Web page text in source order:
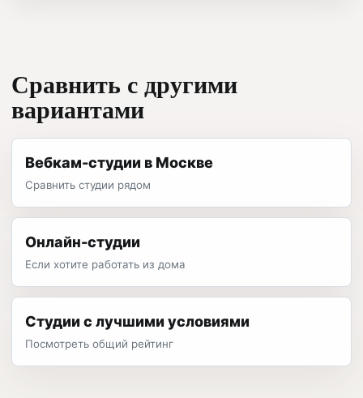
Сравнить с другими
вариантами
Вебкам-студии в Москве
Сравнить студии рядом
Онлайн-студии
Если хотите работать из дома
Студии с лучшими условиями
Посмотреть общий рейтинг